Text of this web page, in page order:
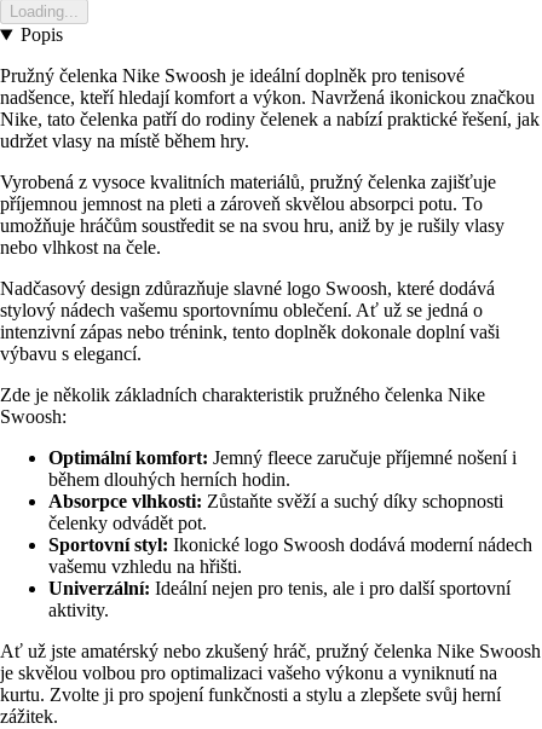
Loading...
Popis
Pružný čelenka Nike Swoosh je ideální doplněk pro tenisové
nadšence, kteří hledají komfort a výkon. Navržená ikonickou značkou
Nike, tato čelenka patří do rodiny čelenek a nabízí praktické řešení, jak
udržet vlasy na místě během hry.
Vyrobená z vysoce kvalitních materiálů, pružný čelenka zajišťuje
příjemnou jemnost na pleti a zároveň skvělou absorpci potu. To
umožňuje hráčům soustředit se na svou hru, aniž by je rušily vlasy
nebo vlhkost na čele.
Nadčasový design zdůrazňuje slavné logo Swoosh, které dodává
stylový nádech vašemu sportovnímu oblečení. Ať už se jedná o
intenzivní zápas nebo trénink, tento doplněk dokonale doplní vaši
výbavu s elegancí.
Zde je několik základních charakteristik pružného čelenka Nike
Swoosh:
Optimální komfort: Jemný fleece zaručuje příjemné nošení i
během dlouhých herních hodin.
Absorpce vlhkosti: Zůstaňte svěží a suchý díky schopnosti
čelenky odvádět pot.
Sportovní styl: Ikonické logo Swoosh dodává moderní nádech
vašemu vzhledu na hřišti.
Univerzální: Ideální nejen pro tenis, ale i pro další sportovní
aktivity.
Ať už jste amatérský nebo zkušený hráč, pružný čelenka Nike Swoosh
je skvělou volbou pro optimalizaci vašeho výkonu a vyniknutí na
kurtu. Zvolte ji pro spojení funkčnosti a stylu a zlepšete svůj herní
zážitek.